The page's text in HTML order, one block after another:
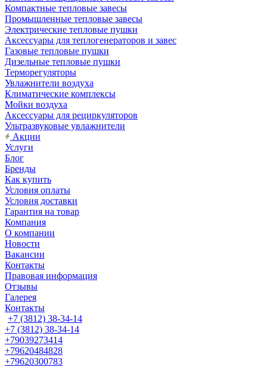
Компактные тепловые завесы
Промышленные тепловые завесы
Электрические тепловые пушки
Аксессуары для теплогенераторов и завес
Газовые тепловые пушки
Дизельные тепловые пушки
Терморегуляторы
Увлажнители воздуха
Климатические комплексы
Мойки воздуха
Аксессуары для рециркуляторов
Ультразвуковые увлажнители
Акции
Услуги
Блог
Бренды
Как купить
Условия оплаты
Условия доставки
Гарантия на товар
Компания
О компании
Новости
Вакансии
Контакты
Правовая информация
Отзывы
Галерея
Контакты
+7 (3812) 38-34-14
+7 (3812) 38-34-14
+79039273414
+79620484828
+79620300783